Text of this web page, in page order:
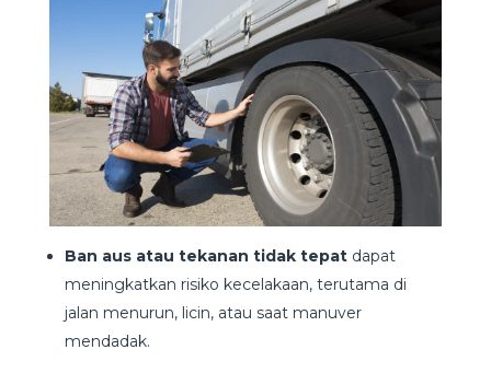
Ban aus atau tekanan tidak tepatdapat
meningkatkan risiko kecelakaan, terutama di
jalan menurun, licin, atau saat manuver
mendadak.